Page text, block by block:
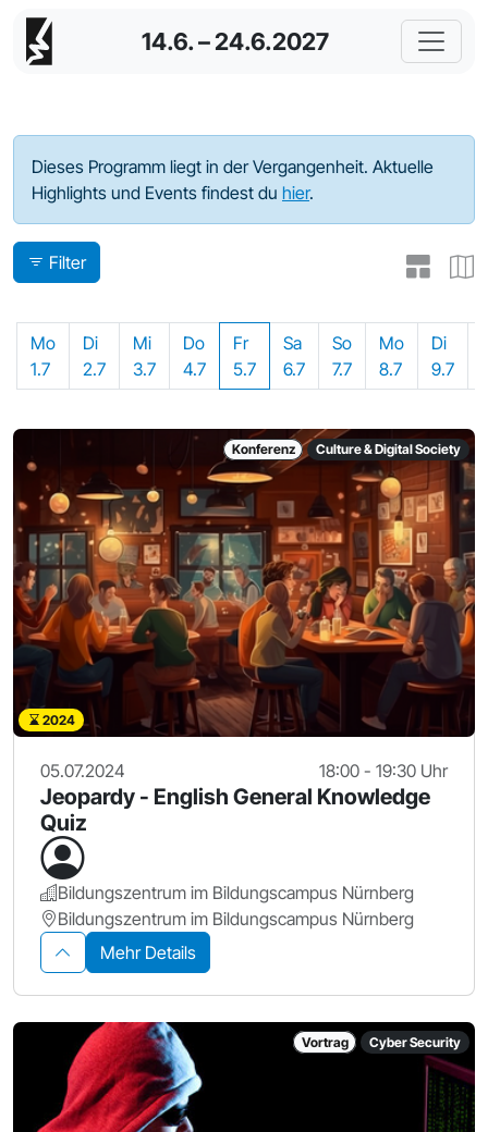
14.6. – 24.6.2027
Programm - 2024
Dieses Programm liegt in der Vergangenheit. Aktuelle
Highlights und Events findest du hier.
Filter
Mo
1.7
Di
2.7
Mi
3.7
Do
4.7
Fr
5.7
Sa
6.7
So
7.7
Mo
8.7
Di
9.7
Konferenz Culture & Digital Society
2024
05.07.2024 18:00 - 19:30 Uhr
Jeopardy - English General Knowledge
Quiz
Bildungszentrum im Bildungscampus Nürnberg
Bildungszentrum im Bildungscampus Nürnberg
Mehr Details
Vortrag Cyber Security